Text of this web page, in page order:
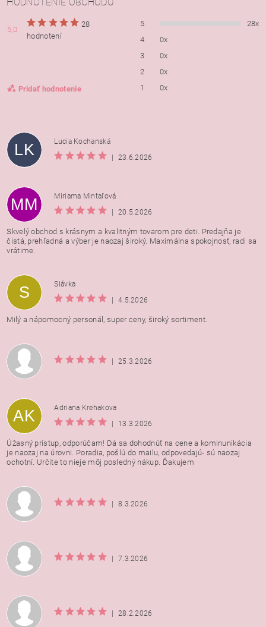
5,0
28
hodnotení
Pridať hodnotenie
5
28x
4
0x
3
0x
2
0x
1
0x
Vložením hodnotenie súhlasíte s
osobných údajov
LK
Lucia Kochanská
|
23.6.2026
MM
Miriama Mintaľová
|
20.5.2026
Skvelý obchod s krásnym a kvalitným tovarom pre deti. Predajňa je
čistá, prehľadná a výber je naozaj široký. Maximálna spokojnosť, radi sa
vrátime.
S
Slávka
|
4.5.2026
Milý a nápomocný personál, super ceny, široký sortiment.
| 25.3.2026
AK
Adriana Krehakova
|
13.3.2026
Úžasný prístup, odporúčam! Dá sa dohodnúť na cene a kominunikácia
je naozaj na úrovni. Poradia, pošlú do mailu, odpovedajú- sú naozaj
ochotní. Určite to nieje môj posledný nákup. Ďakujem
| 8.3.2026
| 7.3.2026
| 28.2.2026